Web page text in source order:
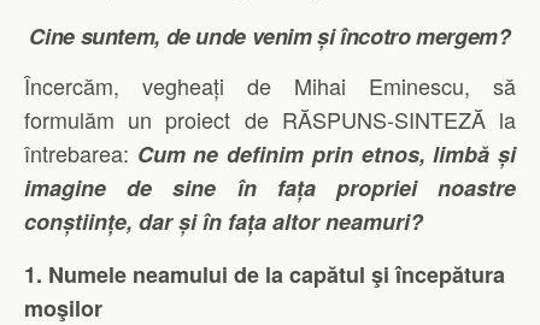
Cine suntem, de unde venim și încotro mergem?
Încercăm, vegheați de Mihai Eminescu, să
formulăm un proiect de RĂSPUNS-SINTEZĂ la
întrebarea: Cum ne definim prin etnos, limbă și
imagine de sine în fața propriei noastre
conștiințe, dar și în fața altor neamuri?
1. Numele neamului de la capătul şi începătura
moşilor